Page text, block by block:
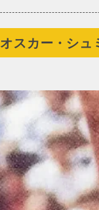
スカー・シュ